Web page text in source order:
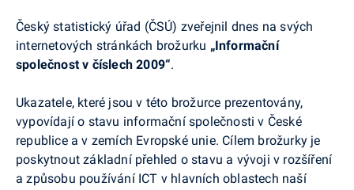
Český statistický úřad (ČSÚ) zveřejnil dnes na svých
internetových stránkách brožurku „Informační
společnost v číslech 2009“.
Ukazatele, které jsou v této brožurce prezentovány,
vypovídají o stavu informační společnosti v České
republice a v zemích Evropské unie. Cílem brožurky je
poskytnout základní přehled o stavu a vývoji v rozšíření
a způsobu používání ICT v hlavních oblastech naší